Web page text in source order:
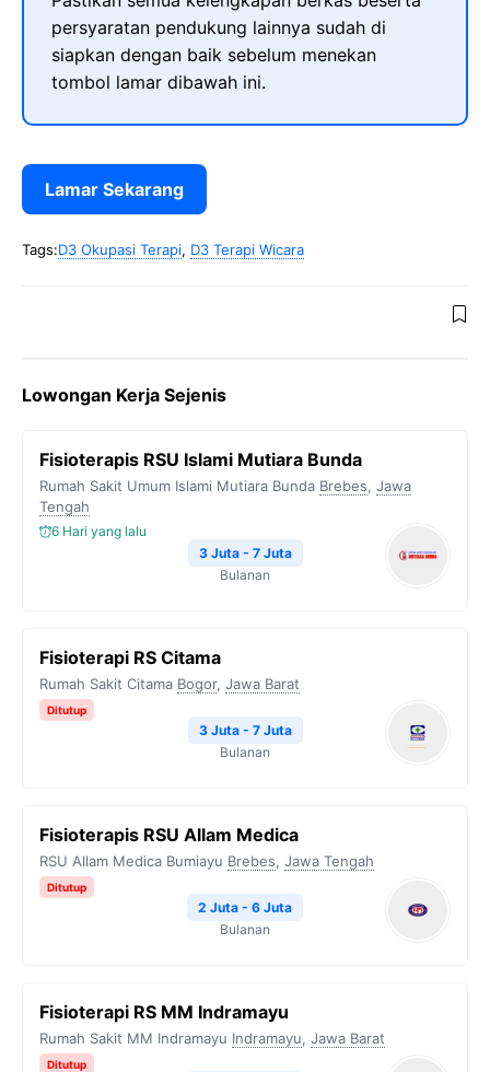
persyaratan pendukung lainnya sudah di
siapkan dengan baik sebelum menekan
tombol lamar dibawah ini.
Lamar Sekarang
Tags:D3 Okupasi Terapi, D3 Terapi Wicara
Lowongan Kerja Sejenis
Fisioterapis RSU Islami Mutiara Bunda
Rumah Sakit Umum Islami Mutiara Bunda Brebes, Jawa
Tengah
6 Hari yang lalu
3 Juta - 7 Juta
Bulanan
Fisioterapi RS Citama
Rumah Sakit Citama Bogor, Jawa Barat
Ditutup
3 Juta - 7 Juta
Bulanan
Fisioterapis RSU Allam Medica
RSU Allam Medica Bumiayu Brebes, Jawa Tengah
Ditutup
2 Juta - 6 Juta
Bulanan
Fisioterapi RS MM Indramayu
Rumah Sakit MM Indramayu Indramayu, Jawa Barat
Ditutup